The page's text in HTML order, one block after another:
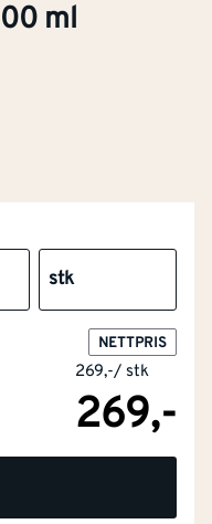
ml
stk
NETTPRIS
269,-/ stk
269,-